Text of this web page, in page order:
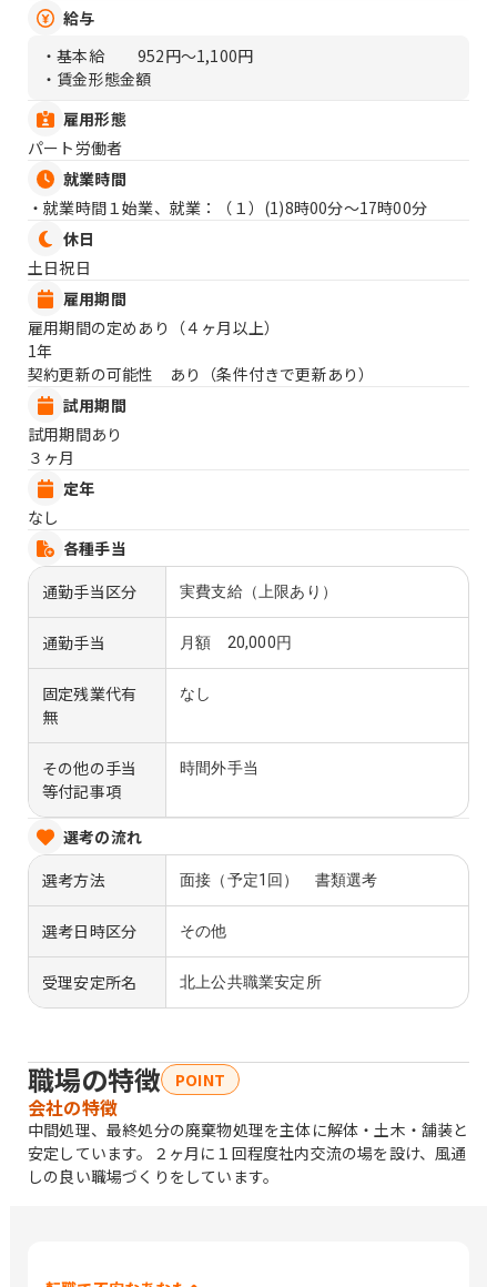
給与
・基本給
952円〜1,100円
・賃金形態金額
雇用形態
パート労働者
就業時間
・就業時間１始業、就業：（１） (1)8時00分〜17時00分
休日
土日祝日
雇用期間
雇用期間の定めあり（４ヶ月以上）
1年
契約更新の可能性 あり（条件付きで更新あり）
試用期間
試用期間あり
３ヶ月
定年
なし
各種手当
通勤手当区分
実費支給（上限あり）
通勤手当 月額 20,000円
固定残業代有
無
なし
その他の手当
等付記事項
時間外手当
選考の流れ
選考方法
面接（予定1回） 書類選考
選考日時区分 その他
受理安定所名 北上公共職業安定所
職場の特徴 POINT
会社の特徴
中間処理、最終処分の廃棄物処理を主体に解体・土木・舗装と
安定しています。２ヶ月に１回程度社内交流の場を設け、風通
しの良い職場づくりをしています。